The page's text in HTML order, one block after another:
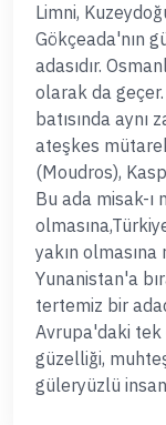
Limni,
Gökçeada'nın
adasıdır.
olarak da
batısında
ateşkes
(Moudros),
Bu ada misak-ı
yakın
Yunanistan'a
tertemiz bir
Avrupa'daki tek
güzelliği,
güleryüzlü